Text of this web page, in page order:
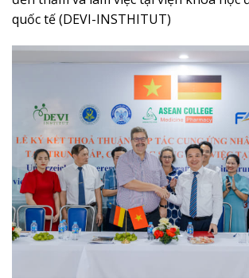
quốc tế (DEVI-INSTHITUT)